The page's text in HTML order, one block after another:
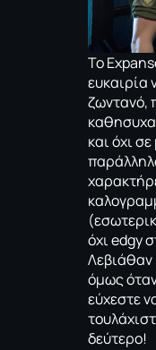
To
ευκαιρία
ζωντανό,
και όχι
όχι edgy
Λεβιάθαν
όμως
εύχεστε
δεύτερο!